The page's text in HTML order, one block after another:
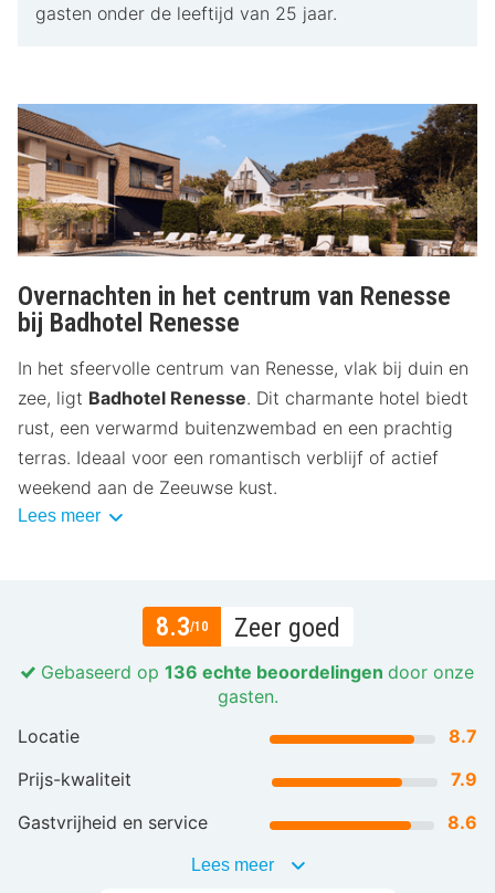
gasten onder de leeftijd van 25 jaar.
Overnachten in het centrum van Renesse
bij Badhotel Renesse
In het sfeervolle centrum van Renesse, vlak bij duin en
zee, ligt Badhotel Renesse. Dit charmante hotel biedt
rust, een verwarmd buitenzwembad en een prachtig
terras. Ideaal voor een romantisch verblijf of actief
weekend aan de Zeeuwse kust.
Lees meer
8.3/10 Zeer goed
Gebaseerd op 136 echte beoordelingen door onze
gasten.
Locatie
8.7
Prijs-kwaliteit
7.9
Gastvrijheid en service
8.6
Lees meer